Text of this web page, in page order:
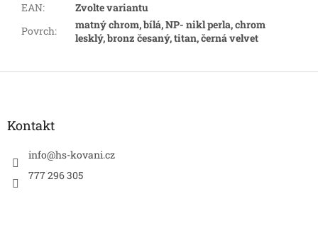
EAN:
Zvolte variantu
Povrch:
matný chrom, bílá, NP- nikl perla, chrom
lesklý, bronz česaný, titan, černá velvet
Kontakt
info@hs-kovani.cz
777 296 305